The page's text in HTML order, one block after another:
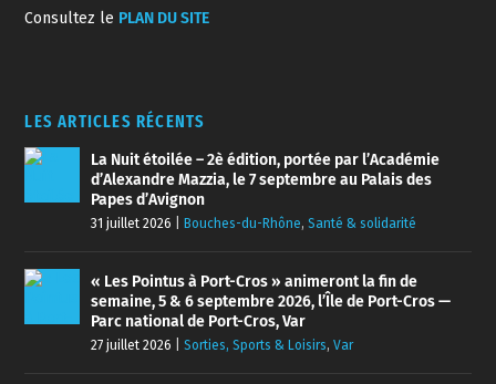
Consultez le PLAN DU SITE
LES ARTICLES RÉCENTS
La Nuit étoilée – 2è édition, portée par l’Académie
d’Alexandre Mazzia, le 7 septembre au Palais des
Papes d’Avignon
31 juillet 2026 Bouches-du-Rhône,Santé & solidarité
« Les Pointus à Port-Cros » animeront la fin de
semaine, 5 & 6 septembre 2026, l’Île de Port-Cros —
Parc national de Port-Cros, Var
27 juillet 2026 |Sorties, Sports & Loisirs,Var